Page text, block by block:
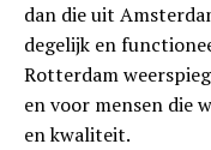
dan die uit
degelijk en
Rotterdam
en voor mensen die
en kwaliteit.